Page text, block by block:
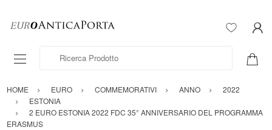
Ricerca Prodotto
HOME EURO COMMEMORATIVI ANNO
2022
ESTONIA
2 EURO ESTONIA 2022 FDC 35° ANNIVERSARIO DEL PROGRAMMA
ERASMUS